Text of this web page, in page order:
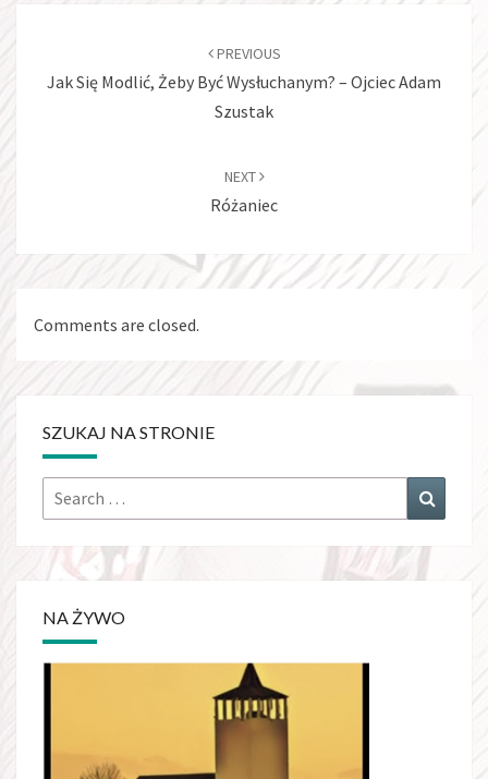
PREVIOUS
Jak Się Modlić, Żeby Być Wysłuchanym? – Ojciec Adam
Szustak
NEXT
Różaniec
Comments are closed.
SZUKAJ NA STRONIE
Search
for:
NA ŻYWO